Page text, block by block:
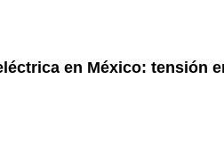
en México: tensión